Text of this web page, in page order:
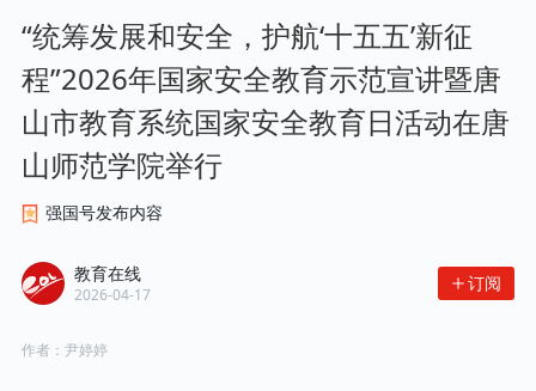
“统筹发展和安全，护航‘十五五’新征
程”2026年国家安全教育示范宣讲暨唐
山市教育系统国家安全教育日活动在唐
山师范学院举行
强国号发布内容
教育在线
2026-04-17
订阅
作者： 尹婷婷